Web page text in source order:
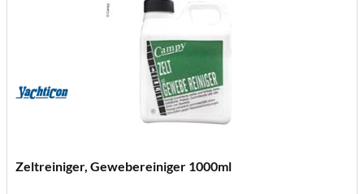
Zeltreiniger, Gewebereiniger 1000ml